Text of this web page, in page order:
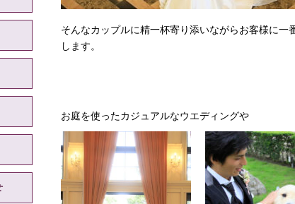
そんなカップルに精一杯寄り添いながらお客様に
します。
お庭を使ったカジュアルなウエディングや
ご相談・お問い合わせ